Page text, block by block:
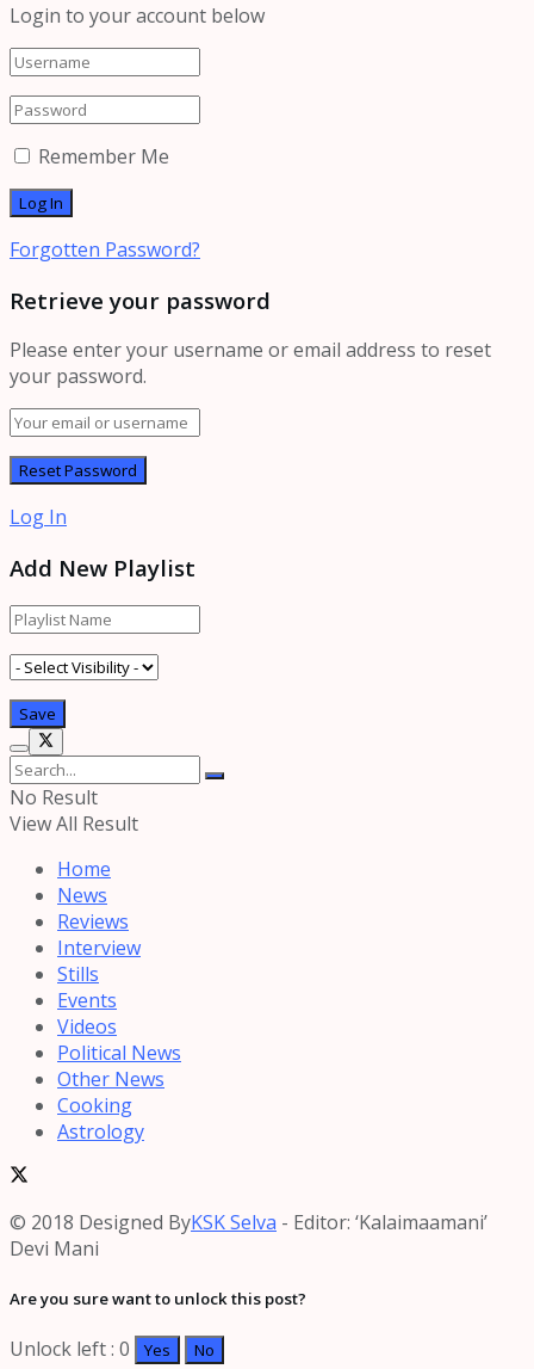
Login to your account below
Remember Me
Forgotten Password?
Retrieve your password
Please enter your username or email address to reset
your password.
Log In
Add New Playlist
No Result
View All Result
Home
News
Reviews
Interview
Stills
Events
Videos
Political News
Other News
Cooking
Astrology
© 2018 Designed ByKSK Selva - Editor: ‘Kalaimaamani’
Devi Mani
Are you sure want to unlock this post?
Unlock left : 0 Yes No